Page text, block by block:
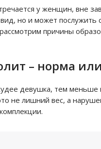
у женщин, вне
но и может послужить
причины
– норма
девушка, тем
не лишний вес, а